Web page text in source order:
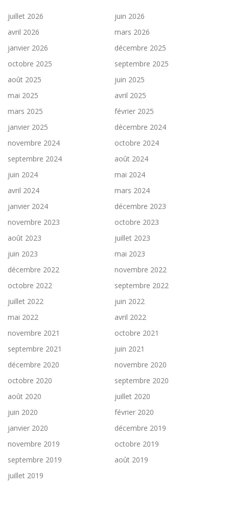
juillet 2026
juin 2026
avril 2026
mars 2026
janvier 2026
décembre 2025
octobre 2025
septembre 2025
août 2025
juin 2025
mai 2025
avril 2025
mars 2025
février 2025
janvier 2025
décembre 2024
novembre 2024
octobre 2024
septembre 2024
août 2024
juin 2024
mai 2024
avril 2024
mars 2024
janvier 2024
décembre 2023
novembre 2023
octobre 2023
août 2023
juillet 2023
juin 2023
mai 2023
décembre 2022
novembre 2022
octobre 2022
septembre 2022
juillet 2022
juin 2022
mai 2022
avril 2022
novembre 2021
octobre 2021
septembre 2021
juin 2021
décembre 2020
novembre 2020
octobre 2020
septembre 2020
août 2020
juillet 2020
juin 2020
février 2020
janvier 2020
décembre 2019
novembre 2019
octobre 2019
septembre 2019
août 2019
juillet 2019